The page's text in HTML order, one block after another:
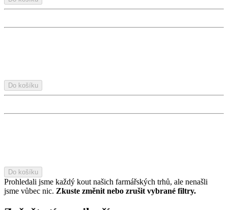
Do košíku
Do košíku
Prohledali jsme každý kout našich farmářských trhů, ale nenašli
jsme vůbec nic. Zkuste změnit nebo zrušit vybrané filtry.